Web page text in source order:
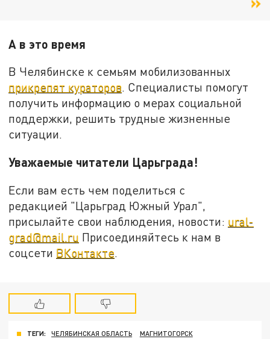
А в это время
В Челябинске к семьям мобилизованных
прикрепят кураторов. Специалисты помогут
получить информацию о мерах социальной
поддержки, решить трудные жизненные
ситуации.
Уважаемые читатели Царьграда!
Если вам есть чем поделиться с
редакцией "Царьград Южный Урал",
присылайте свои наблюдения, новости: ural-
grad@mail.ru Присоединяйтесь к нам в
соцсети ВКонтакте.
ТЕГИ: ЧЕЛЯБИНСКАЯ ОБЛАСТЬ
МАГНИТОГОРСК